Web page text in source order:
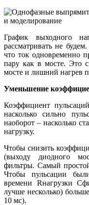
График выходного
рассматривать не
что ток одновременно
пару как в мосте. Это
мосте и лишний нагрев
Уменьшение
Коэффициент
насколько сильно
наоборот – насколько
нагрузку.
Чтобы снизить
(выходу диодного
фильтры. Самый
Чтобы пульсации
времени Rнагрузки
лучше несколько)
10 мс).